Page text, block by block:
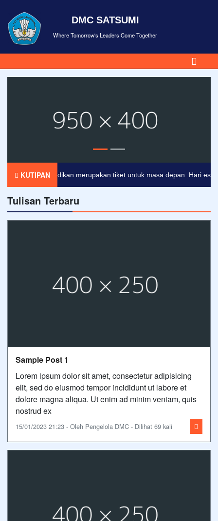
DMC SATSUMI
Where Tomorrow's Leaders Come Together
KUTIPAN
Pendidikan merupakan tiket untuk masa depan. Hari esok
Tulisan Terbaru
Sample Post 1
Lorem ipsum dolor sit amet, consectetur adipisicing
elit, sed do eiusmod tempor incididunt ut labore et
dolore magna aliqua. Ut enim ad minim veniam, quis
nostrud ex
15/01/2023 21:23 - Oleh Pengelola DMC - Dilihat 69 kali